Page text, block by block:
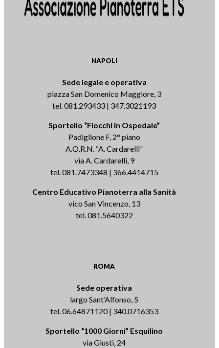
NAPOLI
Sede legale e operativa
piazza San Domenico Maggiore, 3
tel. 081.293433 | 347.3021193
Sportello “Fiocchi in Ospedale”
Padiglione F, 2° piano
A.O.R.N. “A. Cardarelli”
via A. Cardarelli, 9
tel. 081.7473348 | 366.4414715
Centro Educativo Pianoterra alla Sanità
vico San Vincenzo, 13
tel. 081.5640322
ROMA
Sede operativa
largo Sant’Alfonso, 5
tel. 06.64871120 | 340.0716353
Sportello “1000 Giorni” Esquilino
via Giusti, 24